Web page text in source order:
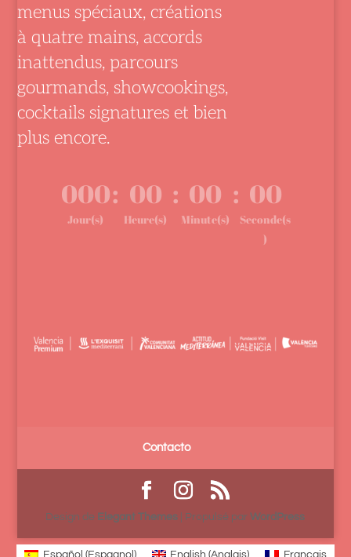
menus spéciaux, créations
à quatre mains, accords
inattendus, parcours
gourmands, showcookings,
cocktails signatures et bien
plus encore.
000
Jour(s)
: 00
Heure(s)
: 00
Minute(s)
: 00
Seconde(s
)
Contacto
Design de Elegant Themes | Propulsé parWordPress
Español (Espagnol ) English (Anglais) Français